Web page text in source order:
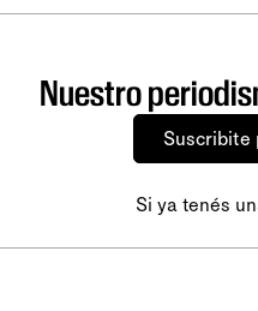
Nuestro
Suscribite
Si ya tenés